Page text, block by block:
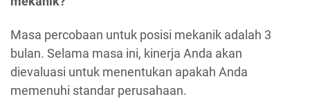
Masa percobaan untuk posisi mekanik adalah 3
bulan. Selama masa ini, kinerja Anda akan
dievaluasi untuk menentukan apakah Anda
memenuhi standar perusahaan.